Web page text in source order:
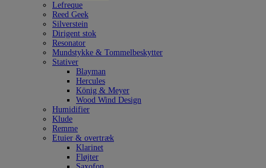
Lefreque
Reed Geek
Silverstein
Dirigent stok
Resonator
Mundstykke & Tommelbeskytter
Stativer
Blayman
Hercules
König & Meyer
Wood Wind Design
Humidifier
Klude
Remme
Etuier & overtræk
Klarinet
Fløjter